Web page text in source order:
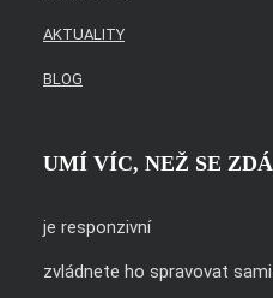
AKTUALITY
BLOG
UMÍ VÍC, NEŽ SE ZDÁ
je responzivní
zvládnete ho spravovat sami